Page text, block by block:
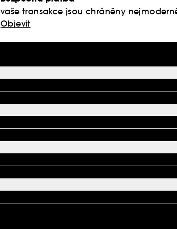
vaše transakce jsou chráněny
Objevit